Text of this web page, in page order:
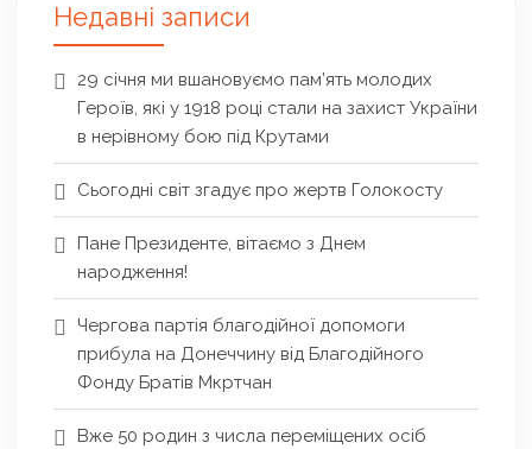
Недавні записи
29 січня ми вшановуємо пам’ять молодих
Героїв, які у 1918 році стали на захист України
в нерівному бою під Крутами
Сьогодні світ згадує про жертв Голокосту
Пане Президенте, вітаємо з Днем
народження!
Чергова партія благодійної допомоги
прибула на Донеччину від Благодійного
Фонду Братів Мкртчан
Вже 50 родин з числа переміщених осіб